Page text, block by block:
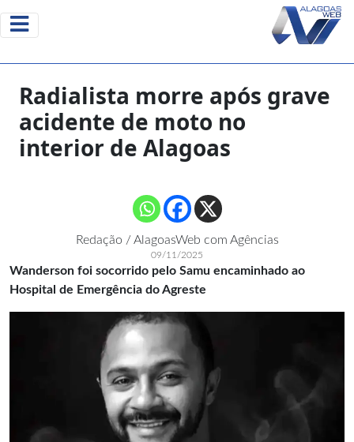
Radialista morre após grave
acidente de moto no
interior de Alagoas
Redação / AlagoasWeb com Agências
09/11/2025
Wanderson foi socorrido pelo Samu encaminhado ao
Hospital de Emergência do Agreste